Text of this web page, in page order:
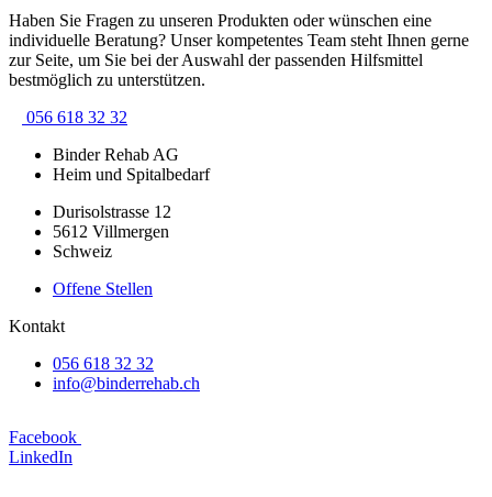
Haben Sie Fragen zu unseren Produkten oder wünschen eine
individuelle Beratung? Unser kompetentes Team steht Ihnen gerne
zur Seite, um Sie bei der Auswahl der passenden Hilfsmittel
bestmöglich zu unterstützen.
056 618 32 32
Binder Rehab AG
Heim und Spitalbedarf
Durisolstrasse 12
5612 Villmergen
Schweiz
Offene Stellen
Kontakt
056 618 32 32
info@binderrehab.ch
Facebook
LinkedIn